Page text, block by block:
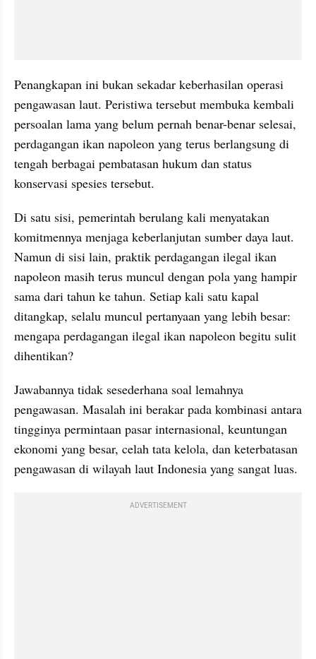
Penangkapan ini bukan sekadar keberhasilan operasi
pengawasan laut. Peristiwa tersebut membuka kembali
persoalan lama yang belum pernah benar-benar selesai,
perdagangan ikan napoleon yang terus berlangsung di
tengah berbagai pembatasan hukum dan status
konservasi spesies tersebut.
Di satu sisi, pemerintah berulang kali menyatakan
komitmennya menjaga keberlanjutan sumber daya laut.
Namun di sisi lain, praktik perdagangan ilegal ikan
napoleon masih terus muncul dengan pola yang hampir
sama dari tahun ke tahun. Setiap kali satu kapal
ditangkap, selalu muncul pertanyaan yang lebih besar:
mengapa perdagangan ilegal ikan napoleon begitu sulit
dihentikan?
Jawabannya tidak sesederhana soal lemahnya
pengawasan. Masalah ini berakar pada kombinasi antara
tingginya permintaan pasar internasional, keuntungan
ekonomi yang besar, celah tata kelola, dan keterbatasan
pengawasan di wilayah laut Indonesia yang sangat luas.
ADVERTISEMENT